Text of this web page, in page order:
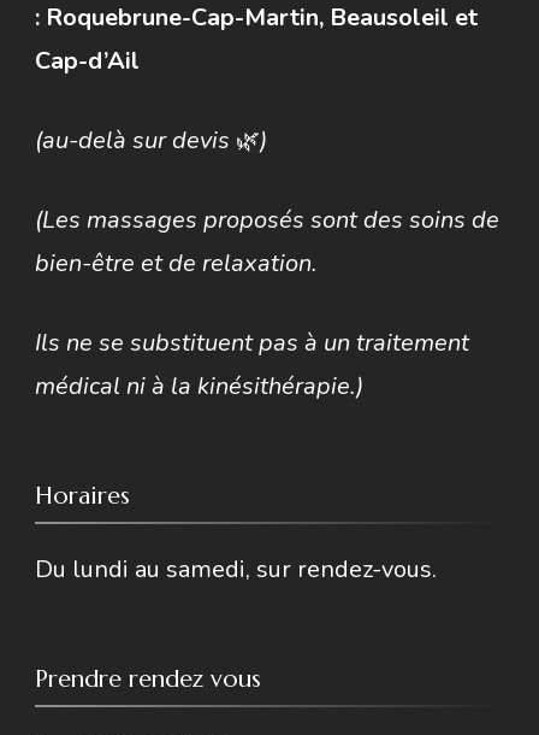
: Roquebrune-Cap-Martin, Beausoleil et
Cap-d’Ail
(au-delà sur devis 🌿)
(Les massages proposés sont des soins de
bien-être et de relaxation.
Ils ne se substituent pas à un traitement
médical ni à la kinésithérapie.)
Horaires
Du lundi au samedi, sur rendez-vous.
Prendre rendez vous